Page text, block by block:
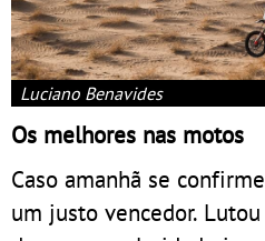
Luciano Benavides
Os melhores nas motos
Caso amanhã se
um justo vencedor.